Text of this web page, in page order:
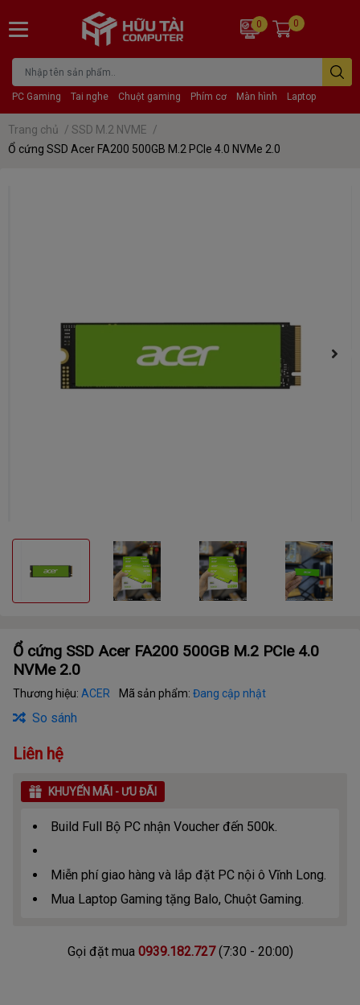
PC Gaming Tai nghe Chuột gaming Phím cơ Màn hình Laptop
0 0
Trang chủ / SSD M.2 NVME /
Ổ cứng SSD Acer FA200 500GB M.2 PCIe 4.0 NVMe 2.0
Ổ cứng SSD Acer FA200 500GB M.2 PCIe 4.0
NVMe 2.0
Thương hiệu: ACER Mã sản phẩm: Đang cập nhật
So sánh
Liên hệ
KHUYẾN MÃI - ƯU ĐÃI
Build Full Bộ PC nhận Voucher đến 500k.
Miễn phí giao hàng và lắp đặt PC nội ô Vĩnh Long.
Mua Laptop Gaming tặng Balo, Chuột Gaming.
Gọi đặt mua 0939.182.727(7:30 - 20:00)